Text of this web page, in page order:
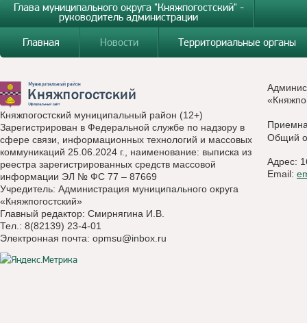
Глава муниципального округа "Княжпогостский" -
руководитель администрации
Главная
Новости Территориальные органы
Княжпогостский муниципальный район (12+)
Зарегистрирован в Федеральной службе по надзору в
сфере связи, информационных технологий и массовых
коммуникаций 25.06.2024 г., наименование: выписка из
реестра зарегистрированных средств массовой
информации ЭЛ № ФС 77 – 87669
Учредитель: Администрация муниципального округа
«Княжпогостский»
Главный редактор: Смирнягина И.В.
Тел.: 8(82139) 23-4-01
Электронная почта: opmsu@inbox.ru
Общий
Адрес:
Email: